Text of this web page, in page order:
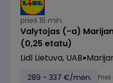
prieš 16 min.
Valytojas (-a)
(0,25 etatu)
Lidl Lietuva, UAB
289 - 337 €/mėn.